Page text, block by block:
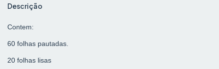
Descrição
Contem:
60 folhas pautadas.
20 folhas lisas